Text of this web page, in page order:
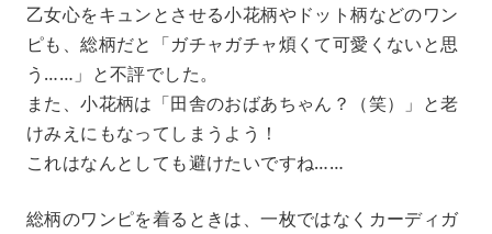
乙女心をキュンとさせる小花柄やドット柄などのワン
ピも、総柄だと「ガチャガチャ煩くて可愛くないと思
う……」と不評でした。
また、小花柄は「田舎のおばあちゃん？（笑）」と老
けみえにもなってしまうよう！
これはなんとしても避けたいですね……
総柄のワンピを着るときは、一枚ではなくカーディガ